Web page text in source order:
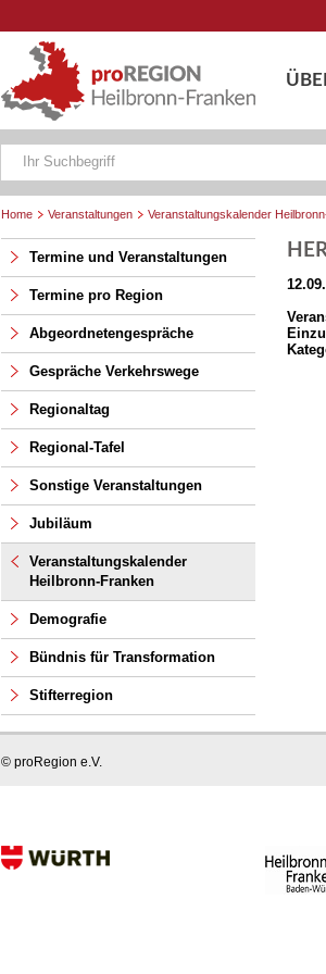
Home Veranstaltungen Veranstaltungskalender
Termine und Veranstaltungen
Termine pro Region
Abgeordnetengespräche
Gespräche Verkehrswege
Regionaltag
Regional-Tafel
Sonstige Veranstaltungen
Jubiläum
Veranstaltungskalender
Heilbronn-Franken
Demografie
Bündnis für Transformation
Stifterregion
© proRegion e.V.